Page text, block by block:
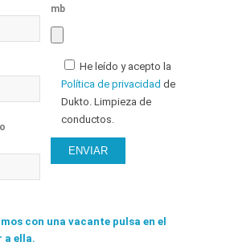
mb
He leído y acepto la
Política de privacidadde
Dukto. Limpieza de
conductos.
con una vacante pulsa en el
a ella.